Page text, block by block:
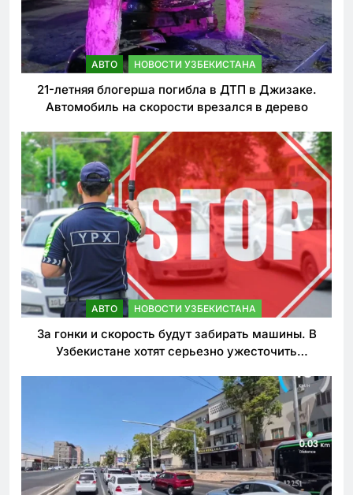
АВТО НОВОСТИ УЗБЕКИСТАНА
21-летняя блогерша погибла в ДТП в Джизаке.
Автомобиль на скорости врезался в дерево
АВТО НОВОСТИ УЗБЕКИСТАНА
За гонки и скорость будут забирать машины. В
Узбекистане хотят серьезно ужесточить